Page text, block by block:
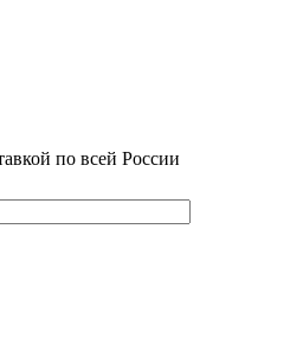
по всей России